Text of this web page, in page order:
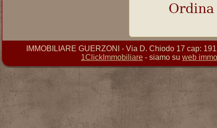
IMMOBILIARE GUERZONI - Via D. Chiodo 17 cap:
1ClickImmobiliare - siamo su web